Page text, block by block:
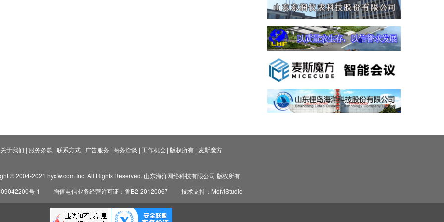
关于我们 | 服务条款 | 联系方式| 广告服务 | 商务洽谈 | 工作机会| 版权所有| 麦斯魔方
© 2004-2021 hycfw.com Inc. All Rights Reserved. 山东海洋网络科技有限公司 版权所有
号-1
增值电信业务经营许可证：鲁B2-20120067 技术支持：MofyiStudio